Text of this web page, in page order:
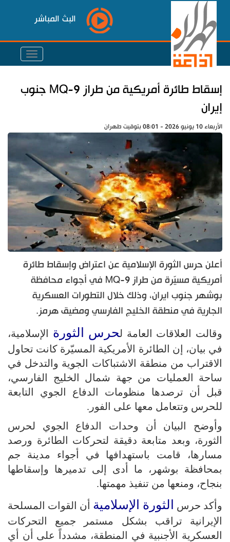
البث المباشر
إسقاط طائرة أمريكية من طراز MQ-9 جنوب
إيران
الأربعاء 10 يونيو 2026 - 08:01 بتوقيت طهران
أعلن حرس الثورة الإسلامية عن اعتراض وإسقاط طائرة
أمريكية مسيّرة من طراز MQ-9 في أجواء محافظة
بوشهر جنوب ايران، وذلك خلال التطورات العسكرية
الجارية في منطقة الخليج الفارسي ومضيق هرمز.
وقالت العلاقات العامة لحرس الثورة الإسلامية،
في بيان، إن الطائرة الأمريكية المسيّرة كانت تحاول
الاقتراب من منطقة الاشتباكات الجوية والتدخل في
ساحة العمليات من جهة شمال الخليج الفارسي،
قبل أن ترصدها منظومات الدفاع الجوي التابعة
للحرس وتتعامل معها على الفور.
وأوضح البيان أن وحدات الدفاع الجوي لحرس
الثورة، وبعد متابعة دقيقة لتحركات الطائرة ورصد
مسارها، قامت باستهدافها في أجواء مدينة جم
بمحافظة بوشهر، ما أدى إلى تدميرها وإسقاطها
بنجاح، ومنعها من تنفيذ مهمتها.
وأكد حرس
الثورة الإسلامية أن القوات المسلحة
الإيرانية تراقب بشكل مستمر جميع التحركات
العسكرية الأجنبية في المنطقة، مشدداً على أن أي